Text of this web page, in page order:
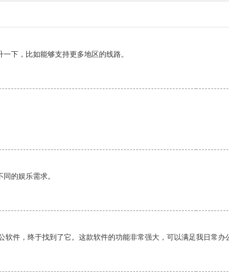
下，比如能够支持更多地区的线路。
的娱乐需求。
件，终于找到了它。这款软件的功能非常强大，可以满足我日常办